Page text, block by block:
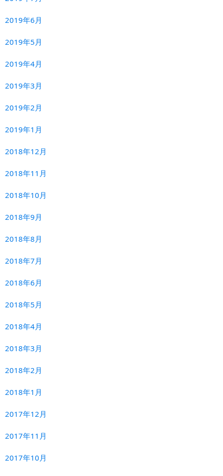
2019年6月
2019年5月
2019年4月
2019年3月
2019年2月
2019年1月
2018年12月
2018年11月
2018年10月
2018年9月
2018年8月
2018年7月
2018年6月
2018年5月
2018年4月
2018年3月
2018年2月
2018年1月
2017年12月
2017年11月
2017年10月